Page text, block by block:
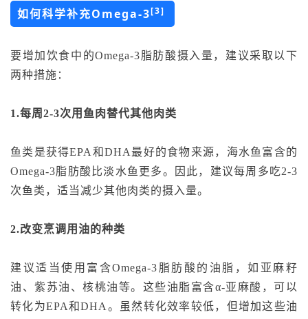
如何科学补充Omega-3[3]
要增加饮食中的Omega-3脂肪酸摄入量，建议采取以下
两种措施：
1.每周2-3次用鱼肉替代其他肉类
鱼类是获得EPA和DHA最好的食物来源，海水鱼富含的
Omega-3脂肪酸比淡水鱼更多。因此，建议每周多吃2-3
次鱼类，适当减少其他肉类的摄入量。
2.改变烹调用油的种类
建议适当使用富含Omega-3脂肪酸的油脂，如亚麻籽
油、紫苏油、核桃油等。这些油脂富含α-亚麻酸，可以
转化为EPA和DHA。虽然转化效率较低，但增加这些油